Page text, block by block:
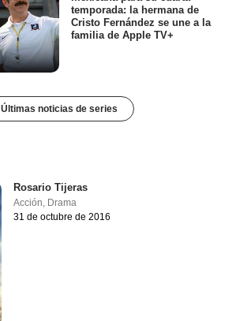
temporada: la hermana de
Cristo Fernández se une a la
familia de Apple TV+
Últimas noticias de series
Rosario Tijeras
Acción, Drama
31 de octubre de 2016